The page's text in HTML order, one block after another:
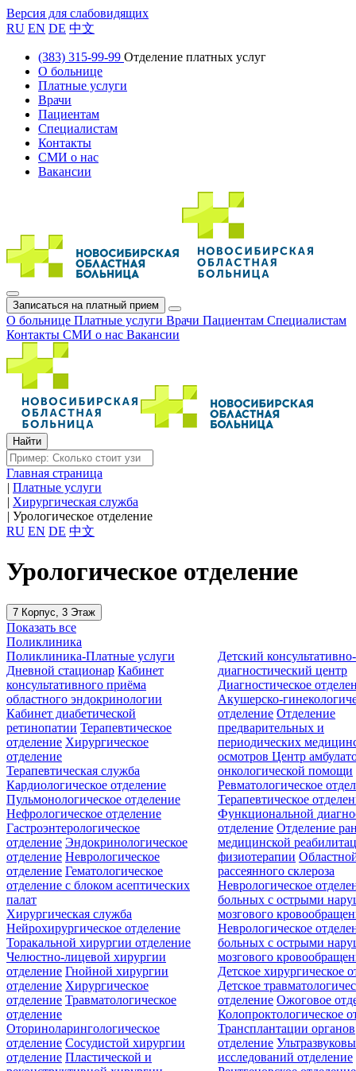
Версия для слабовидящих
RU EN DE 中文
(383) 315-99-99 Отделение платных услуг
О больнице
Платные услуги
Врачи
Пациентам
Специалистам
Контакты
СМИ о нас
Вакансии
Записаться на платный прием
О больнице Платные услуги Врачи Пациентам Специалистам
Контакты СМИ о нас Вакансии
Главная страница
| Платные услуги
| Хирургическая служба
| Урологическое отделение
RU EN DE 中文
Урологическое отделение
7 Корпус, 3 Этаж
Показать все
Поликлиника
Поликлиника-Платные услуги
Дневной стационар Кабинет
консультативного приёма
областного эндокринологии
Кабинет диабетической
ретинопатии Терапевтическое
отделение Хирургическое
отделение
Детский консультативно-
диагностический центр
Диагностическое
Акушерско-
отделение Отделение
предварительных и
периодических
осмотровЦентр
онкологической помощи
Терапевтическая служба
Кардиологическое отделение
Пульмонологическое отделение
Нефрологическое отделение
Гастроэнтерологическое
отделение Эндокринологическое
отделение Неврологическое
отделение Гематологическое
отделение c блоком асептических
палат
Ревматологическое
Терапевтическое
Функциональной
отделение Отделение
медицинской
физиотерапии
рассеянного склероза
Неврологическое
больных с острыми
мозгового
Неврологическое
больных с острыми
мозгового
Хирургическая служба
Нейрохирургическое отделение
Торакальной хирургии отделение
Челюстно-лицевой хирургии
отделение Гнойной хирургии
отделение Хирургическое
отделение Травматологическое
отделение
Оториноларингологическое
отделение Сосудистой хирургии
отделение Пластической и
Детское хирургическое
Детское
отделение Ожоговое
Колопроктологическое
Трансплантации органов
отделение
исследований отделение